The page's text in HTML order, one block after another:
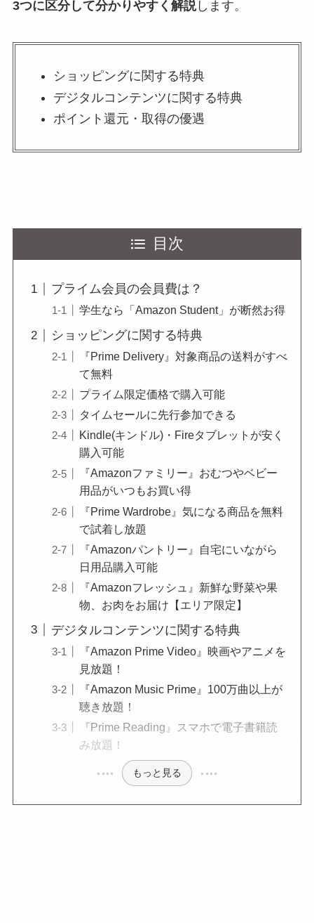
3つに区分して分かりやすく解説します。
ショッピングに関する特典
デジタルコンテンツに関する特典
ポイント還元・取得の優遇
目次
プライム会員の会員費は？
学生なら「Amazon Student」が断然お得
ショッピングに関する特典
『Prime Delivery』対象商品の送料がすべ
て無料
プライム限定価格で購入可能
タイムセールに先行参加できる
Kindle(キンドル)・Fireタブレットが安く
購入可能
『Amazonファミリー』おむつやベビー
用品がいつもお買い得
『Prime Wardrobe』気になる商品を無料
で試着し放題
『Amazonパントリー』自宅にいながら
日用品購入可能
『Amazonフレッシュ』新鮮な野菜や果
物、お肉をお届け【エリア限定】
デジタルコンテンツに関する特典
『Amazon Prime Video』映画やアニメを
見放題！
『Amazon Music Prime』100万曲以上が
聴き放題！
『Prime Reading』スマホで電子書籍読
み放題！
もっと見る